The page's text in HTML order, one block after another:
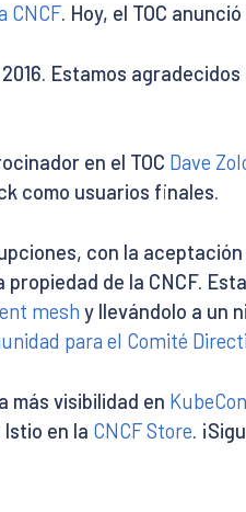
CNCF. Hoy, el TOC
Estamos
en el TOC Dave
como usuarios finales.
con la
de la CNCF.
mesh y llevándolo a un
para el Comité
más visibilidad en
en la CNCF Store.